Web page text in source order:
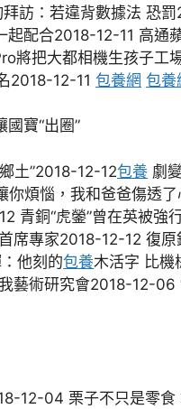
訪：若違背數據法 恐
配合2018-12-11 高通
將把大都相機生孩子工
2018-12-11 包養網 包養
寶“出圈”
土”2018-12-12包養 劇
你煩惱，我和爸爸傷透
青銅“虎鎣”曾在英被
席專家2018-12-12 復
他刻的包養木活字 比機
藝術研究會2018-12-06
12-04 栗子不只是零